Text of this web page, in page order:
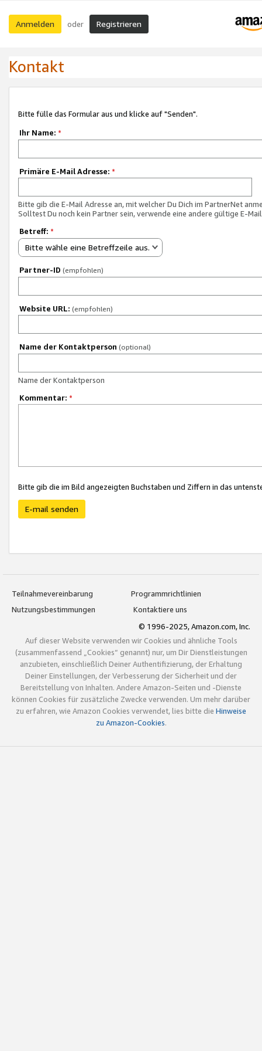
Anmelden oder Registrieren
Kontakt
Bitte fülle das Formular aus und klicke auf "Senden".
Ihr Name: *
Primäre E-Mail Adresse: *
Bitte gib die E-Mail Adresse an, mit welcher Du Dich im PartnerNet
Solltest Du noch kein Partner sein, verwende eine andere gültige E-
Betreff: *
Bitte wähle eine Betreffzeile aus.
Partner-ID (empfohlen)
Website URL: (empfohlen)
Name der Kontaktperson (optional)
Name der Kontaktperson
Kommentar: *
Bitte gib die im Bild angezeigten Buchstaben und Ziffern in das
E-mail senden
Teilnahmevereinbarung
Programmrichtlinien
Nutzungsbestimmungen
Kontaktiere uns
© 1996-2025, Amazon.com, Inc.
Auf dieser Website verwenden wir Cookies und ähnliche Tools
(zusammenfassend „Cookies“ genannt) nur, um Dir Dienstleistungen
anzubieten, einschließlich Deiner Authentifizierung, der Erhaltung
Deiner Einstellungen, der Verbesserung der Sicherheit und der
Bereitstellung von Inhalten. Andere Amazon-Seiten und -Dienste
können Cookies für zusätzliche Zwecke verwenden. Um mehr darüber
zu erfahren, wie Amazon Cookies verwendet, lies bitte die Hinweise
zu Amazon-Cookies.